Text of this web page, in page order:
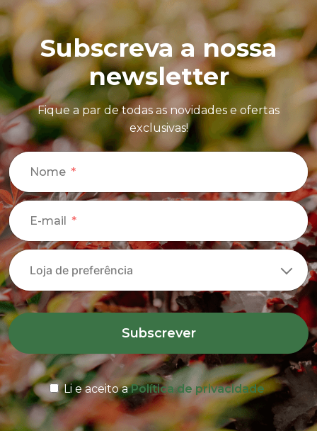
Subscreva a nossa
newsletter
Fique a par de todas as novidades e ofertas
exclusivas!
Nome
E-mail
Subscrever
Li e aceito aPolítica de privacidade